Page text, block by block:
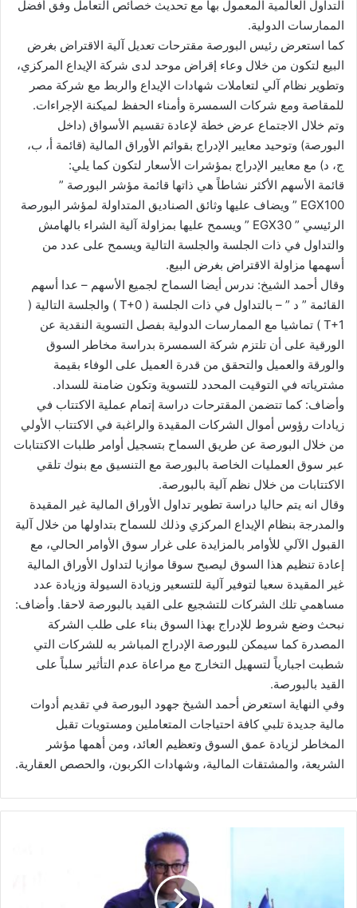
التداول العالمية المعمول بها مع تحديث خصائص التعامل وفق أفضل
الممارسات الدولية.
كما استعرض رئيس البورصة مقترحات تعديل آلية الاقتراض بغرض
البيع لتكون من خلال وعاء إقراض موحد لدى شركة الإيداع المركزي،
وتطوير نظام آلي لتعاملات شهادات الإيداع والربط مع شركة مصر
للمقاصة ومع شركات السمسرة وأمناء الحفظ لميكنة الإجراءات.
وتم خلال الاجتماع عرض خطة لإعادة تقسيم الأسواق (داخل
البورصة) وتوحيد معايير الإدراج بقوائم الأوراق المالية (قائمة أ، ب،
ج، د) مع معايير الإدراج بمؤشرات الأسعار لتكون كما يلي:
قائمة الأسهم الأكثر نشاطاً هي ذاتها قائمة مؤشر البورصة ”
EGX100 ” ويضاف عليها وثائق الصناديق المتداولة لمؤشر البورصة
الرئيسي ” EGX30 ” ويسمح عليها بمزاولة آلية الشراء بالهامش
والتداول في ذات الجلسة والجلسة التالية ويسمح على عدد من
أسهمها مزاولة الاقتراض بغرض البيع.
وقال أحمد الشيخ: ندرس أيضا السماح لجميع الأسهم – عدا أسهم
القائمة ” د ” – بالتداول في ذات الجلسة ( T+0 ) والجلسة التالية (
T+1 ) تماشيا مع الممارسات الدولية بفصل التسوية النقدية عن
الورقية على أن تلتزم شركة السمسرة بدراسة مخاطر السوق
والورقة والعميل والتحقق من قدرة العميل على الوفاء بقيمة
مشترياته في التوقيت المحدد للتسوية وتكون ضامنة للسداد.
وأضاف: كما تتضمن المقترحات دراسة إتمام عملية الاكتتاب في
زيادات رؤوس أموال الشركات المقيدة والراغبة في الاكتتاب الأولي
من خلال البورصة عن طريق السماح بتسجيل أوامر طلبات الاكتتابات
عبر سوق العمليات الخاصة بالبورصة مع التنسيق مع بنوك تلقي
الاكتتابات من خلال نظم آلية بالبورصة.
وقال انه يتم حاليا دراسة تطوير تداول الأوراق المالية غير المقيدة
والمدرجة بنظام الإيداع المركزي وذلك للسماح بتداولها من خلال آلية
القبول الآلي للأوامر بالمزايدة على غرار سوق الأوامر الحالي، مع
إعادة تنظيم هذا السوق ليصبح سوقا موازيا لتداول الأوراق المالية
غير المقيدة سعيا لتوفير آلية للتسعير وزيادة السيولة وزيادة عدد
مساهمي تلك الشركات للتشجيع على القيد بالبورصة لاحقا. وأضاف:
نبحث وضع شروط للإدراج بهذا السوق بناء على طلب الشركة
المصدرة كما سيمكن للبورصة الإدراج المباشر به للشركات التي
شطبت اجبارياً لتسهيل التخارج مع مراعاة عدم التأثير سلباً على
القيد بالبورصة.
وفي النهاية استعرض أحمد الشيخ جهود البورصة في تقديم أدوات
مالية جديدة تلبي كافة احتياجات المتعاملين ومستويات تقبل
المخاطر لزيادة عمق السوق وتعظيم العائد، ومن أهمها مؤشر
الشريعة، والمشتقات المالية، وشهادات الكربون، والحصص العقارية.